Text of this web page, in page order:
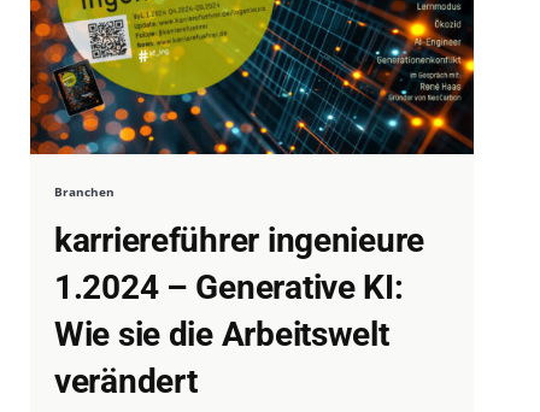
Branchen
karriereführer ingenieure
1.2024 – Generative KI:
Wie sie die Arbeitswelt
verändert